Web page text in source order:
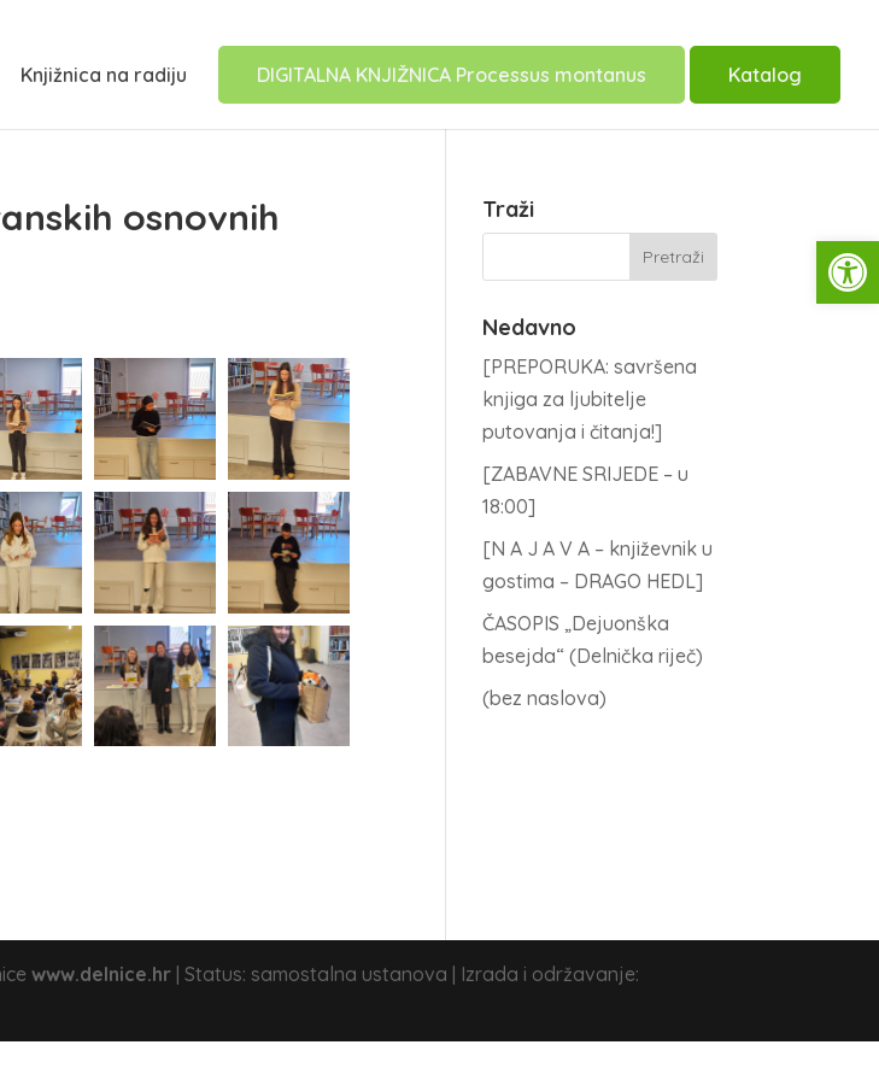
Knjižnica na radiju DIGITALNA KNJIŽNICA Processus montanus Katalog
osnovnih Traži
Nedavno
[PREPORUKA: savršena
knjiga za ljubitelje
putovanja i čitanja!]
[ZABAVNE SRIJEDE – u
18:00]
[N A J A V A – književnik u
gostima – DRAGO HEDL]
ČASOPIS „Dejuonška
besejda“ (Delnička riječ)
(bez naslova)
www.delnice.hr | Status: samostalna ustanova | Izrada i održavanje: